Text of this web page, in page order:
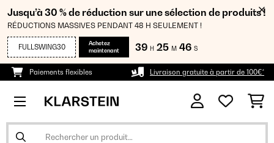
Jusqu’à 30 % de réduction sur une sélection de produits !
RÉDUCTIONS MASSIVES PENDANT 48 H SEULEMENT !
FULLSWING30
Achetez
maintenant
39 H 25 M 46 S
Paiements flexibles Livraison gratuite à partir de 100€*